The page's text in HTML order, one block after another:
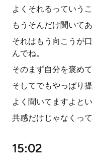
よくそれるっていうこ
もうそんだけ聞いて
それはもう向こうが
んでね。
そのまず自分を褒めて
そしてでもやっぱり
よく聞いてますよと
共感だけじゃなくっ
15:02